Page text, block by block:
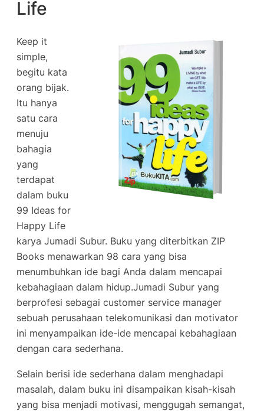
Life
Keep it
simple,
begitu kata
orang bijak.
Itu hanya
satu cara
menuju
bahagia
yang
terdapat
dalam buku
99 Ideas for
Happy Life
karya Jumadi Subur. Buku yang diterbitkan ZIP
Books menawarkan 98 cara yang bisa
menumbuhkan ide bagi Anda dalam mencapai
kebahagiaan dalam hidup.Jumadi Subur yang
berprofesi sebagai customer service manager
sebuah perusahaan telekomunikasi dan motivator
ini menyampaikan ide-ide mencapai kebahagiaan
dengan cara sederhana.
Selain berisi ide sederhana dalam menghadapi
masalah, dalam buku ini disampaikan kisah-kisah
yang bisa menjadi motivasi, menggugah semangat,